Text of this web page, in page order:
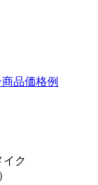
商品価格例
イク